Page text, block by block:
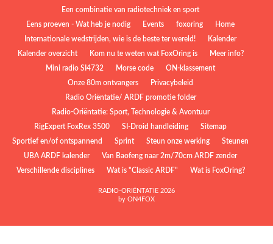
Een combinatie van radiotechniek en sport
Eens proeven - Wat heb je nodig
Events foxoring
Home
Internationale wedstrijden, wie is de beste ter wereld!
Kalender
Kalender overzicht
Kom nu te weten wat FoxOring is
Meer info?
Mini radio SI4732
Morse code
ON-klassement
Onze 80m ontvangers
Privacybeleid
Radio Oriëntatie/ ARDF promotie folder
Radio‑Oriëntatie: Sport, Technologie & Avontuur
RigExpert FoxRex 3500
SI-Droid handleiding
Sitemap
Sportief en/of ontspannend
Sprint Steun onze werking
Steunen
UBA ARDF kalender
Van Baofeng naar 2m/70cm ARDF zender
Verschillende disciplines
Wat is "Classic ARDF" Wat is FoxOring?
RADIO-ORIËNTATIE 2026
by ON4FOX